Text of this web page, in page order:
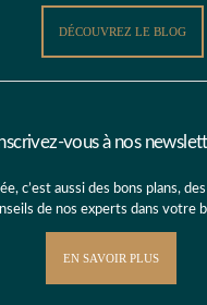
DÉCOUVREZ LE BLOG
vous à nos
c’est aussi des bons plans,
de nos experts dans votre
EN SAVOIR PLUS